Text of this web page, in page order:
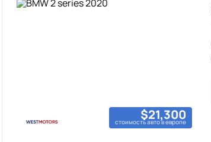
$21,300
стоимость авто в европе